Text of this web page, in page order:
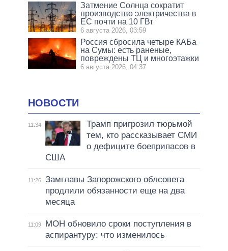
Затмение Солнца сократит
производство электричества в
ЕС почти на 10 ГВт
6 августа 2026, 03:59
Россия сбросила четыре КАБа
на Сумы: есть раненые,
повреждены ТЦ и многоэтажки
6 августа 2026, 04:37
НОВОСТИ
11:34
Трамп пригрозил тюрьмой
тем, кто рассказывает СМИ
о дефиците боеприпасов в
США
11:26
Замглавы Запорожского облсовета
продлили обязанности еще на два
месяца
11:09
МОН обновило сроки поступления в
аспирантуру: что изменилось